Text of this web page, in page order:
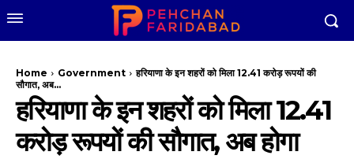
Home Government
हरियाणा के इन शहरों को मिला 12.41 करोड़ रूपयों की
सौगात, अब...
हरियाणा के इन शहरों को मिला 12.41
करोड़ रूपयों की सौगात, अब होगा